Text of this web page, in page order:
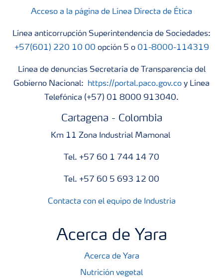
Acceso a la página de Línea Directa de Ética
Línea anticorrupción Superintendencia de Sociedades:
+57(601) 220 10 00 opción 5 o 01-8000-114319
Línea de denuncias Secretaría de Transparencia del
Gobierno Nacional:
https://portal.paco.gov.co y Línea
Telefónica (+57) 01 8000 913040.
Cartagena - Colombia
Km 11 Zona Industrial Mamonal
Tel. +57 60 1 744 14 70
Tel. +57 60 5 693 12 00
Contacta con el equipo de Industria
Acerca de Yara
Acerca de Yara
Nutrición vegetal